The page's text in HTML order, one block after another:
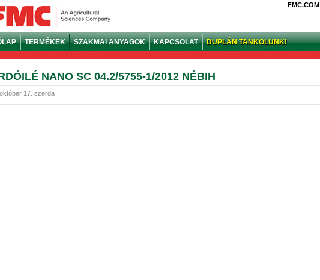
FMC.COM
TERMÉKEK SZAKMAI ANYAGOK KAPCSOLAT DUPLÁN TANKOLUNK!
NANO SC 04.2/5755-1/2012 NÉBIH
17. szerda